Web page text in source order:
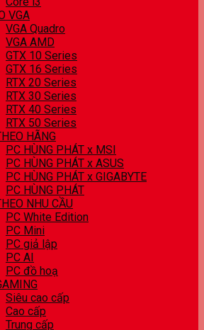
VGA
VGA Quadro
VGA AMD
GTX 10 Series
GTX 16 Series
RTX 20 Series
RTX 30 Series
RTX 40 Series
RTX 50 Series
HÃNG
PC HÙNG PHÁT x MSI
PC HÙNG PHÁT x ASUS
PC HÙNG PHÁT x GIGABYTE
PC HÙNG PHÁT
NHU CẦU
PC White Edition
PC Mini
PC giả lập
PC AI
PC đồ hoạ
Siêu cao cấp
Cao cấp
Trung cấp